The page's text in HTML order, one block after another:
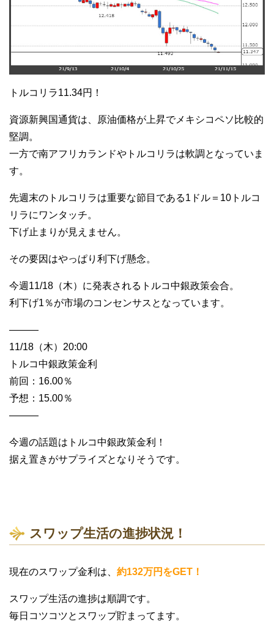
トルコリラ11.34円！
資源新興国通貨は、原油価格が上昇でメキシコペソ比較的
堅調。
一方で南アフリカランドやトルコリラは軟調となっていま
す。
先週末のトルコリラは重要な節目である1ドル＝10トルコ
リラにワンタッチ。
下げ止まりが見えません。
その要因はやっぱり利下げ懸念。
今週11/18（木）に発表されるトルコ中銀政策会合。
利下げ1％が市場のコンセンサスとなっています。
———
11/18（木）20:00
トルコ中銀政策金利
前回：16.00％
予想：15.00％
———
今週の話題はトルコ中銀政策金利！
据え置きがサプライズとなりそうです。
スワップ生活の進捗状況！
現在のスワップ金利は、 約132万円をGET！
スワップ生活の進捗は順調です。
毎日コツコツとスワップ貯まってます。